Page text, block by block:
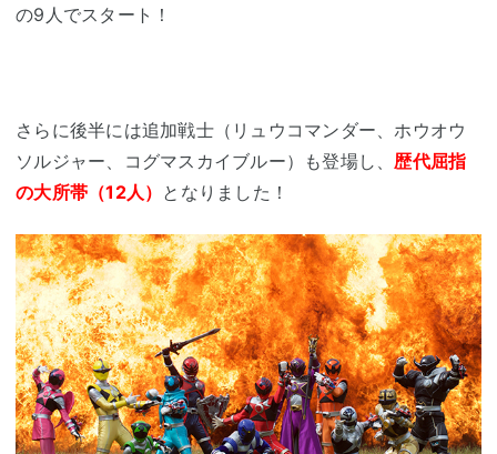
の9人でスタート！
さらに後半には追加戦士（リュウコマンダー、ホウオウ
ソルジャー、コグマスカイブルー）も登場し、 歴代屈指
の大所帯（12人） となりました！